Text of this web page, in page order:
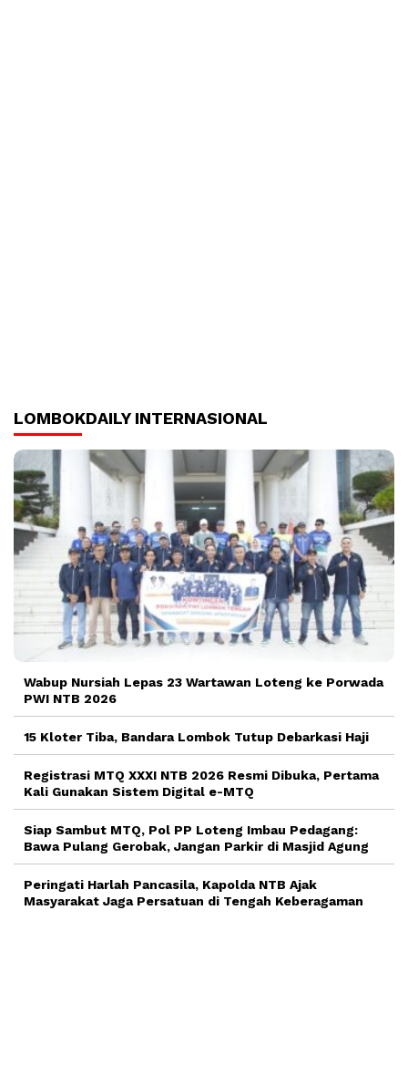
LOMBOKDAILY INTERNASIONAL
Wabup Nursiah Lepas 23 Wartawan Loteng ke Porwada
PWI NTB 2026
15 Kloter Tiba, Bandara Lombok Tutup Debarkasi Haji
Registrasi MTQ XXXI NTB 2026 Resmi Dibuka, Pertama
Kali Gunakan Sistem Digital e-MTQ
Siap Sambut MTQ, Pol PP Loteng Imbau Pedagang:
Bawa Pulang Gerobak, Jangan Parkir di Masjid Agung
Peringati Harlah Pancasila, Kapolda NTB Ajak
Masyarakat Jaga Persatuan di Tengah Keberagaman